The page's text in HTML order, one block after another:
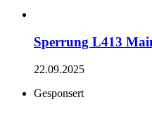
Sperrung L413
22.09.2025
Gesponsert